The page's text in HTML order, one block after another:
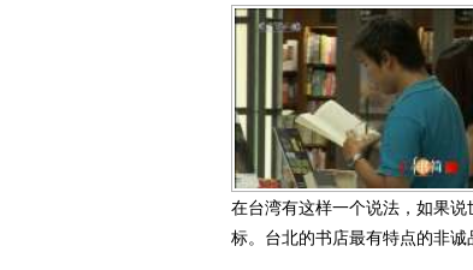
在台湾有这样一个说法，如果
标。台北的书店最有特点的非诚